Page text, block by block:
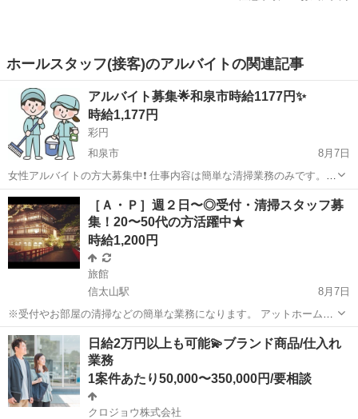
ホールスタッフ(接客)のアルバイトの関連記事
アルバイト募集🌟和泉市時給1177円✨
時給1,177円
彩円
和泉市
8月7日
女性アルバイトの方大募集中❗️ 仕事内容は簡単な清掃業務のみです。
シフトの融通が聞くので お子様のいる方でも働きやすいですよ😊 ●ネ
イル、髪色、自由💅 ●友達同士でのご応募も大歓迎👬 ●マイカー通勤
可🚗 ●Wワーク大歓迎...
大阪 和泉市 時給
［Ａ・Ｐ］週２日〜◎受付・清掃スタッフ募
集！20〜50代の方活躍中★
時給1,200円
旅館
信太山駅
8月7日
※受付やお部屋の清掃などの簡単な業務になります。 アットホームな
職場で、年齢制限もありませんので、お気軽にご応募下さい♪ 未経験
者の方でも 一緒に付き添い、 丁寧に業務を教えますので⭐️ ※シフト制
※週1日～O...
大阪 和泉市 信太山駅 旅館 業務
日給2万円以上も可能💫ブランド商品/仕入れ
業務
1案件あたり50,000〜350,000円/要相談
クロジョウ株式会社